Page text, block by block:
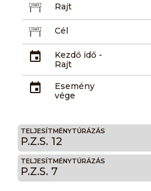
Rajt
Cél
Kezdő idő -
Rajt
Esemény
vége
TELJESÍTMÉNYTÚRÁZÁS
P.Z.S. 12
TELJESÍTMÉNYTÚRÁZÁS
P.Z.S. 7